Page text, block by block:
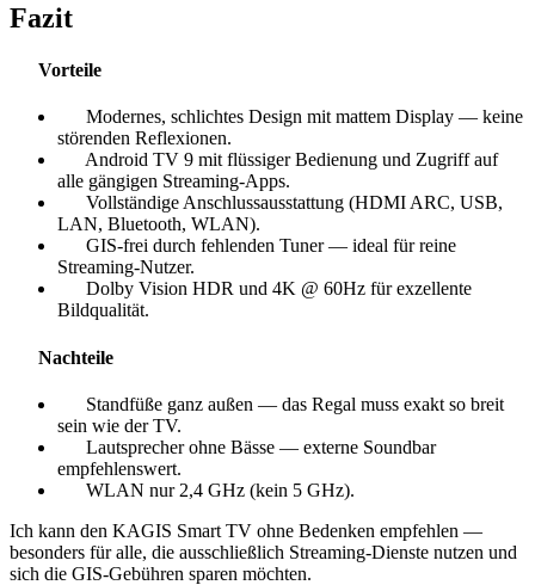
Fazit
Vorteile
Modernes, schlichtes Design mit mattem Display — keine
störenden Reflexionen.
Android TV 9 mit flüssiger Bedienung und Zugriff auf
alle gängigen Streaming-Apps.
Vollständige Anschlussausstattung (HDMI ARC, USB,
LAN, Bluetooth, WLAN).
GIS-frei durch fehlenden Tuner — ideal für reine
Streaming-Nutzer.
Dolby Vision HDR und 4K @ 60Hz für exzellente
Bildqualität.
Nachteile
Standfüße ganz außen — das Regal muss exakt so breit
sein wie der TV.
Lautsprecher ohne Bässe — externe Soundbar
empfehlenswert.
WLAN nur 2,4 GHz (kein 5 GHz).
Ich kann den KAGIS Smart TV ohne Bedenken empfehlen —
besonders für alle, die ausschließlich Streaming-Dienste nutzen und
sich die GIS-Gebühren sparen möchten.